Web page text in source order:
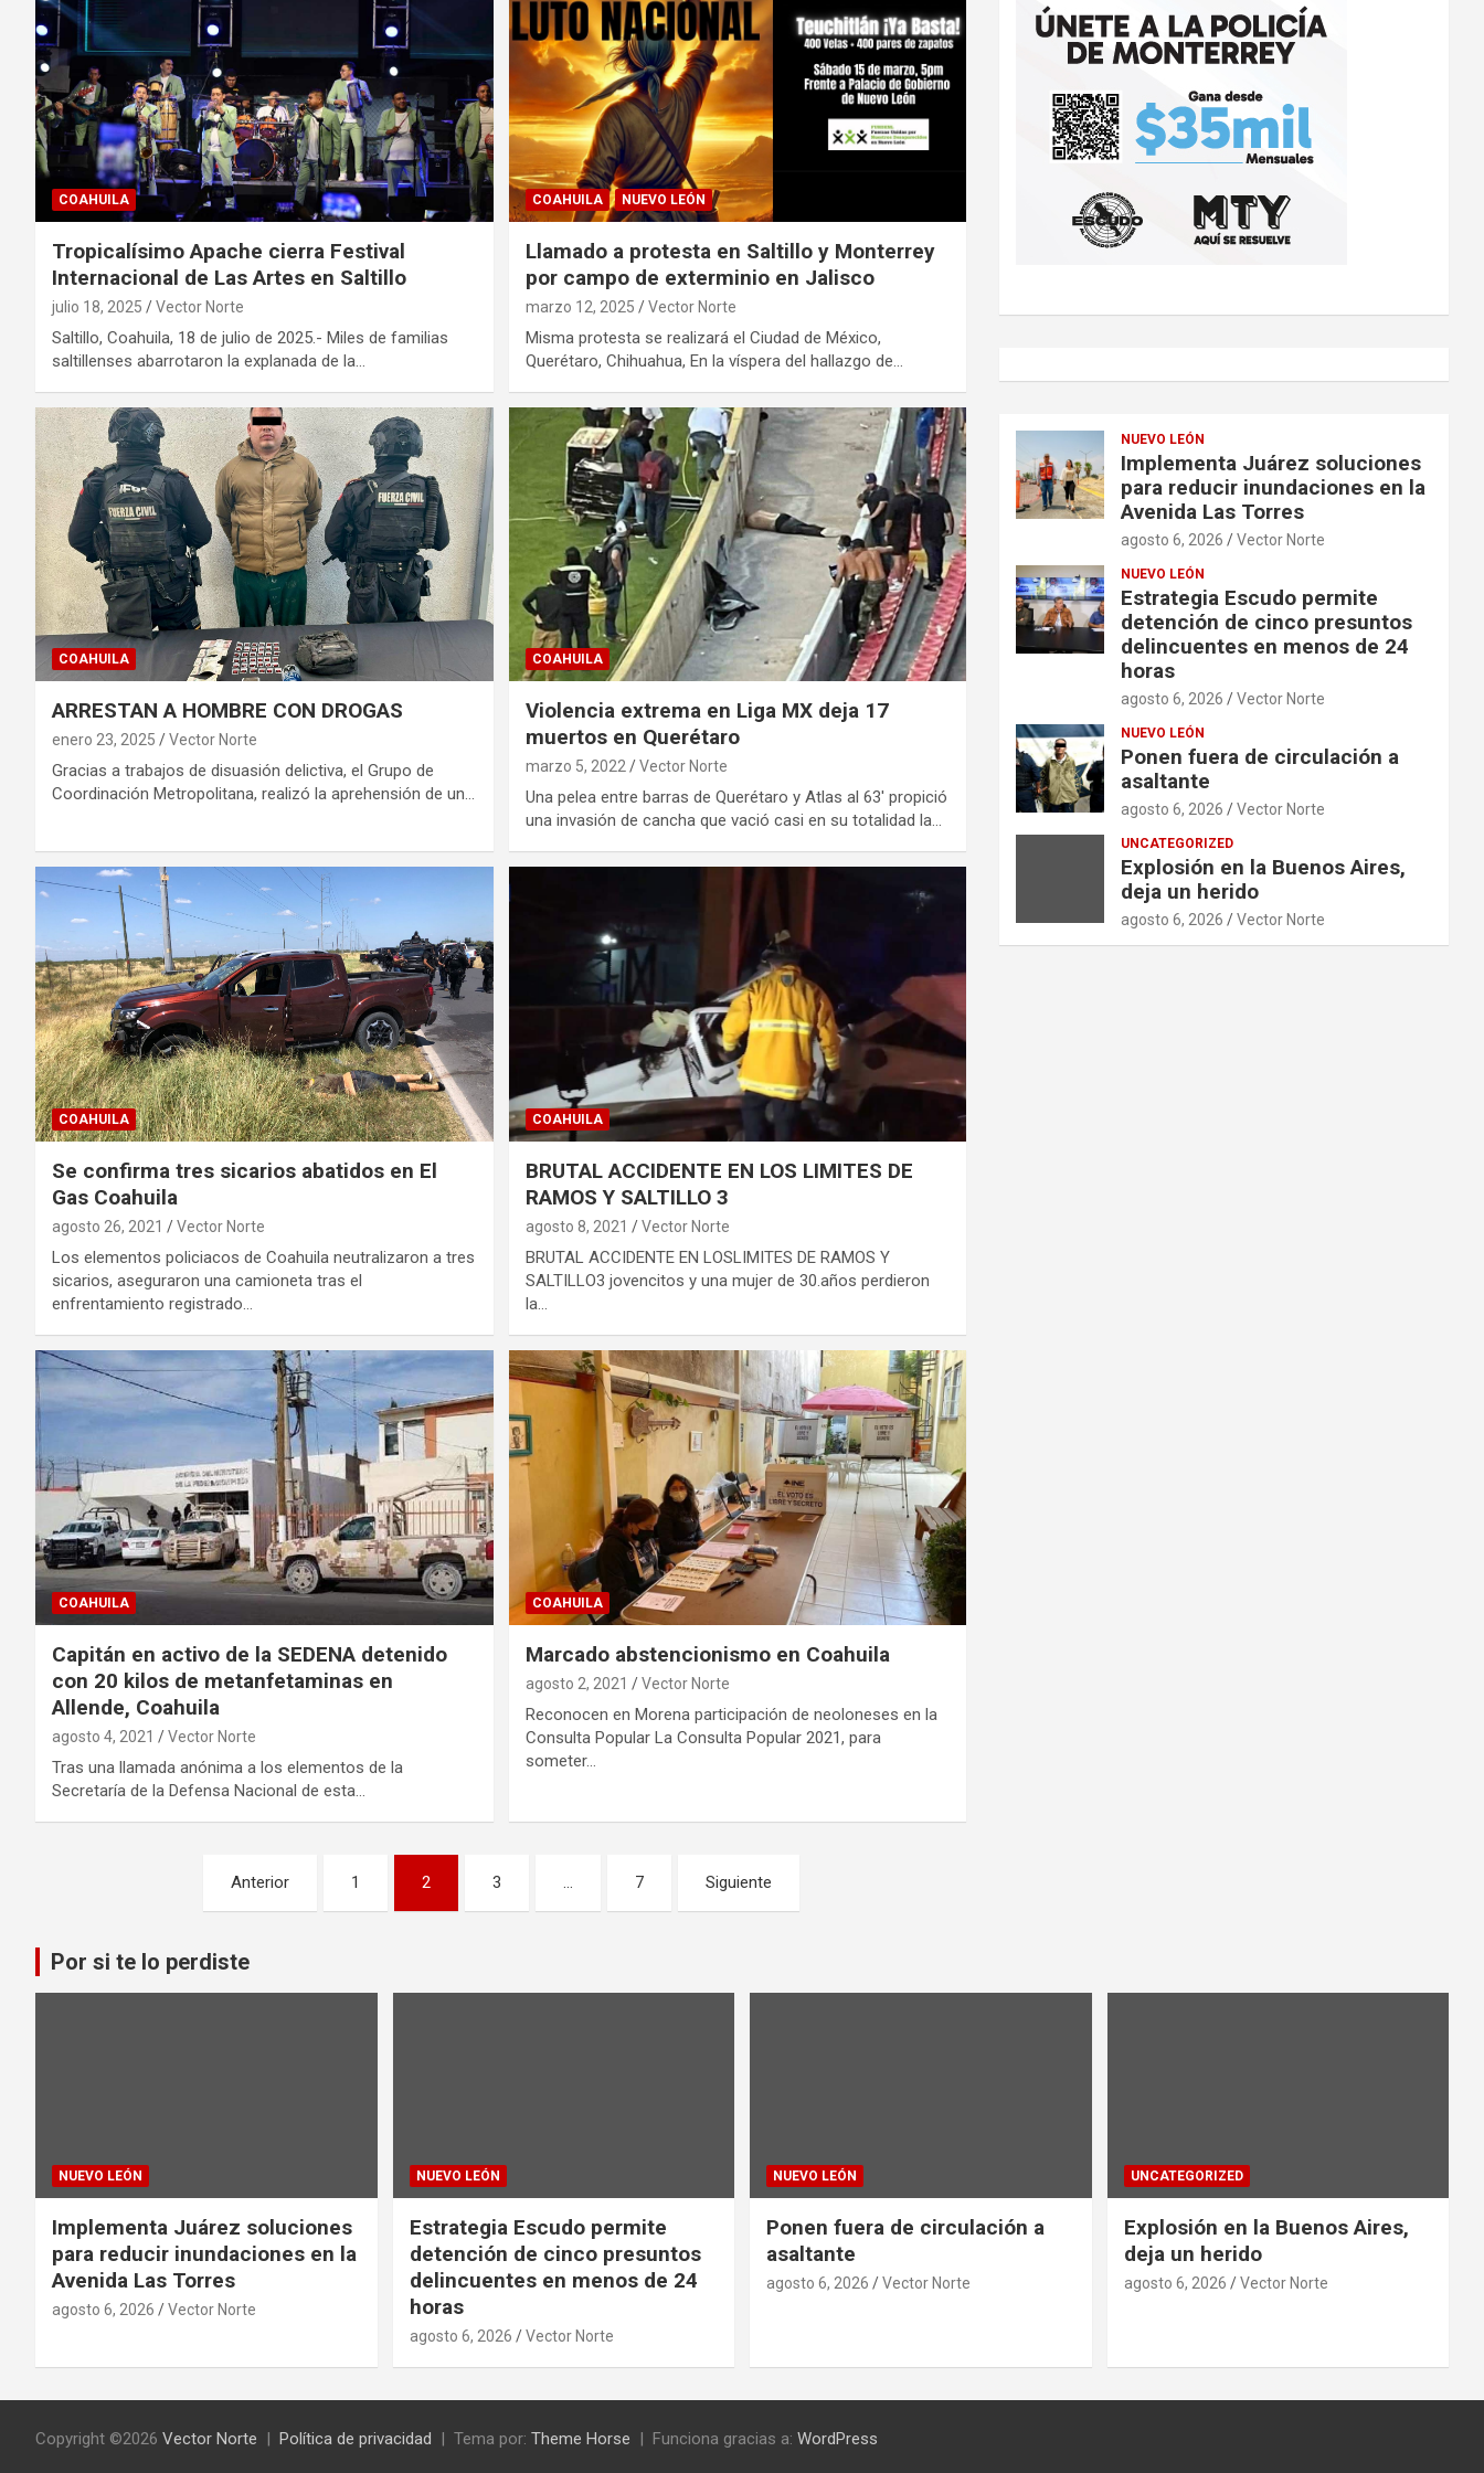
COAHUILA
Tropicalísimo Apache cierra Festival
Internacional de Las Artes en Saltillo
julio 18, 2025 Vector Norte
Saltillo, Coahuila, 18 de julio de 2025.- Miles de familias
saltillenses abarrotaron la explanada de la…
COAHUILA NUEVO LEÓN
Llamado a protesta en Saltillo y Monterrey
por campo de exterminio en Jalisco
marzo 12, 2025 Vector Norte
Misma protesta se realizará el Ciudad de México,
Querétaro, Chihuahua, En la víspera del hallazgo de…
COAHUILA
ARRESTAN A HOMBRE CON DROGAS
enero 23, 2025 Vector Norte
Gracias a trabajos de disuasión delictiva, el Grupo de
Coordinación Metropolitana, realizó la aprehensión de un…
COAHUILA
Violencia extrema en Liga MX deja 17
muertos en Querétaro
marzo 5, 2022 Vector Norte
Una pelea entre barras de Querétaro y Atlas al 63′ propició
una invasión de cancha que vació casi en su totalidad la…
COAHUILA
Se confirma tres sicarios abatidos en El
Gas Coahuila
agosto 26, 2021 Vector Norte
Los elementos policiacos de Coahuila neutralizaron a tres
sicarios, aseguraron una camioneta tras el
enfrentamiento registrado…
COAHUILA
BRUTAL ACCIDENTE EN LOS LIMITES DE
RAMOS Y SALTILLO 3
agosto 8, 2021 Vector Norte
BRUTAL ACCIDENTE EN LOSLIMITES DE RAMOS Y
SALTILLO3 jovencitos y una mujer de 30.años perdieron
la…
COAHUILA
Capitán en activo de la SEDENA detenido
con 20 kilos de metanfetaminas en
Allende, Coahuila
agosto 4, 2021 Vector Norte
Tras una llamada anónima a los elementos de la
Secretaría de la Defensa Nacional de esta…
COAHUILA
Marcado abstencionismo en Coahuila
agosto 2, 2021 Vector Norte
Reconocen en Morena participación de neoloneses en la
Consulta Popular La Consulta Popular 2021, para
someter…
entradas
Anterior 1 2 3 … 7 Siguiente
NUEVO LEÓN
Implementa Juárez soluciones
para reducir inundaciones en la
Avenida Las Torres
agosto 6, 2026 Vector Norte
NUEVO LEÓN
Estrategia Escudo permite
detención de cinco presuntos
delincuentes en menos de 24
horas
agosto 6, 2026 Vector Norte
NUEVO LEÓN
Ponen fuera de circulación a
asaltante
agosto 6, 2026 Vector Norte
UNCATEGORIZED
Explosión en la Buenos Aires,
deja un herido
agosto 6, 2026 Vector Norte
Por si te lo perdiste
NUEVO LEÓN
Implementa Juárez soluciones
para reducir inundaciones en la
Avenida Las Torres
agosto 6, 2026 Vector Norte
NUEVO LEÓN
Estrategia Escudo permite
detención de cinco presuntos
delincuentes en menos de 24
horas
agosto 6, 2026 Vector Norte
NUEVO LEÓN
Ponen fuera de circulación a
asaltante
agosto 6, 2026 Vector Norte
UNCATEGORIZED
Explosión en la Buenos Aires,
deja un herido
agosto 6, 2026 Vector Norte
Copyright ©2026 Vector Norte Política de privacidad Tema por: Theme Horse Funciona gracias a: WordPress